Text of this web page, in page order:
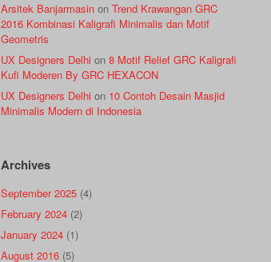
Arsitek Banjarmasin onTrend Krawangan GRC
2016 Kombinasi Kaligrafi Minimalis dan Motif
Geometris
UX Designers Delhi on8 Motif Relief GRC Kaligrafi
Kufi Moderen By GRC HEXACON
UX Designers Delhi on 10 Contoh Desain Masjid
Minimalis Modern di Indonesia
Archives
September 2025 (4)
February 2024 (2)
January 2024 (1)
August 2016 (5)